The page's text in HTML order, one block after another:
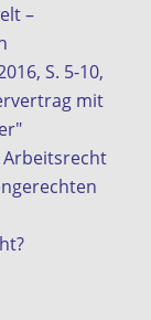
–
S. 5-10,
mit
Arbeitsrecht